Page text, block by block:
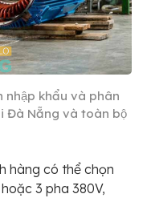
nhập khẩu và phân
Đà Nẵng và toàn bộ
hàng có thể chọn
3 pha 380V,